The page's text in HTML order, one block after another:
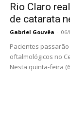
Rio Claro
de catarata
Gabriel Gouvêa - 06/
Pacientes
oftalmológicos no
Nesta quinta-feira